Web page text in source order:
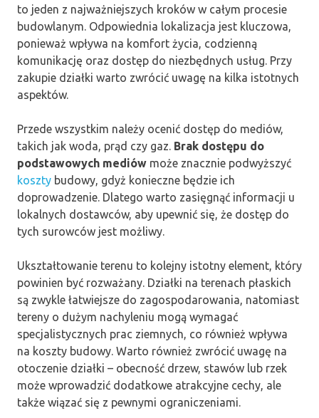
to jeden z najważniejszych kroków w całym procesie
budowlanym. Odpowiednia lokalizacja jest kluczowa,
ponieważ wpływa na komfort życia, codzienną
komunikację oraz dostęp do niezbędnych usług. Przy
zakupie działki warto zwrócić uwagę na kilka istotnych
aspektów.
Przede wszystkim należy ocenić dostęp do mediów,
takich jak woda, prąd czy gaz. Brak dostępu do
podstawowych mediów może znacznie podwyższyć
koszty budowy, gdyż konieczne będzie ich
doprowadzenie. Dlatego warto zasięgnąć informacji u
lokalnych dostawców, aby upewnić się, że dostęp do
tych surowców jest możliwy.
Ukształtowanie terenu to kolejny istotny element, który
powinien być rozważany. Działki na terenach płaskich
są zwykle łatwiejsze do zagospodarowania, natomiast
tereny o dużym nachyleniu mogą wymagać
specjalistycznych prac ziemnych, co również wpływa
na koszty budowy. Warto również zwrócić uwagę na
otoczenie działki – obecność drzew, stawów lub rzek
może wprowadzić dodatkowe atrakcyjne cechy, ale
także wiązać się z pewnymi ograniczeniami.